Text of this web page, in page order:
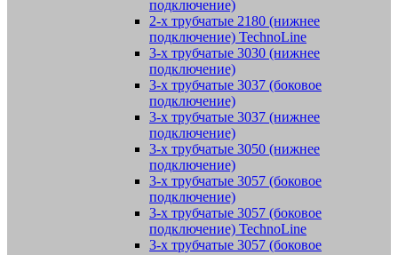
подключение)
2-х трубчатые 2180 (нижнее
подключение) TechnoLine
3-х трубчатые 3030 (нижнее
подключение)
3-х трубчатые 3037 (боковое
подключение)
3-х трубчатые 3037 (нижнее
подключение)
3-х трубчатые 3050 (нижнее
подключение)
3-х трубчатые 3057 (боковое
подключение)
3-х трубчатые 3057 (боковое
подключение) TechnoLine
3-х трубчатые 3057 (боковое